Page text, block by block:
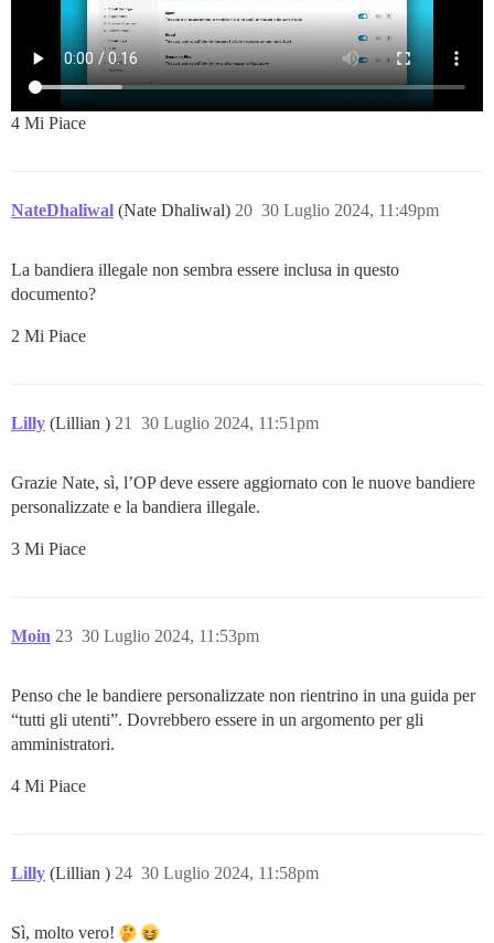
4 Mi Piace
NateDhaliwal (Nate Dhaliwal) 30 Luglio 2024, 11:49pm
20
La bandiera illegale non sembra essere inclusa in questo
documento?
2 Mi Piace
Lilly (Lillian ) 30 Luglio 2024, 11:51pm
21
Grazie Nate, sì, l’OP deve essere aggiornato con le nuove bandiere
personalizzate e la bandiera illegale.
3 Mi Piace
Moin 30 Luglio 2024, 11:53pm
23
Penso che le bandiere personalizzate non rientrino in una guida per
“tutti gli utenti”. Dovrebbero essere in un argomento per gli
amministratori.
4 Mi Piace
Lilly (Lillian ) 30 Luglio 2024, 11:58pm
24
Sì, molto vero!